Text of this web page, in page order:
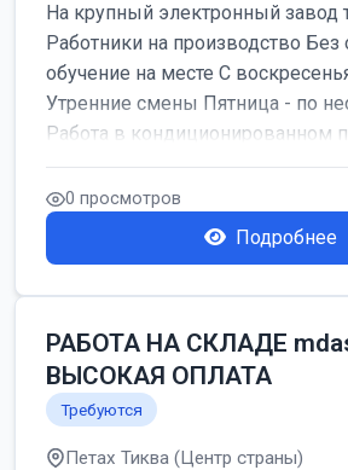
На крупный электронный завод
Работники на производство Без
обучение на месте С
Утренние смены Пятница - по
Работа в кондиционированном
0 просмотров
Подробнее
РАБОТА НА СКЛАДЕ
ВЫСОКАЯ ОПЛАТА
Требуются
Петах Тиква (Центр страны)